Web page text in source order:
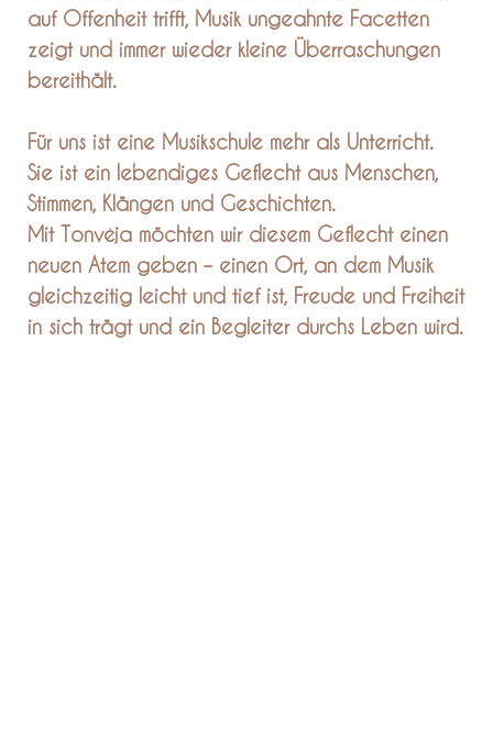
auf Offenheit trifft, Musik ungeahnte Facetten
zeigt und immer wieder kleine Überraschungen
bereithält.
Für uns ist eine Musikschule mehr als Unterricht.
Sie ist ein lebendiges Geflecht aus Menschen,
Stimmen, Klängen und Geschichten.
Mit Tonvėja möchten wir diesem Geflecht einen
neuen Atem geben – einen Ort, an dem Musik
gleichzeitig leicht und tief ist, Freude und Freiheit
in sich trägt und ein Begleiter durchs Leben wird.